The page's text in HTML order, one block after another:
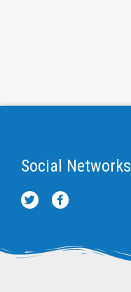
Social Networks
T
w
r
F
a
o